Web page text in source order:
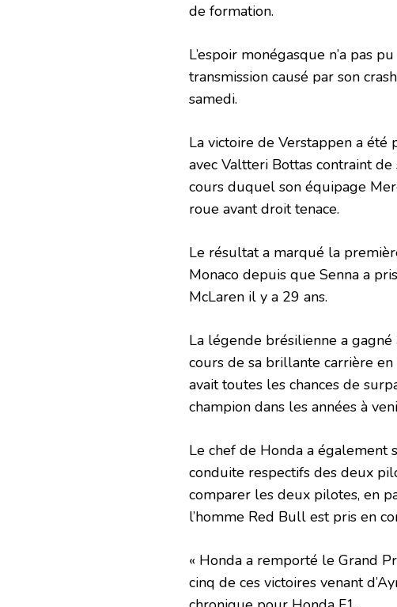
de formation.
L’espoir monégasque n’a pas
transmission causé par son
samedi.
La victoire de Verstappen a
avec Valtteri Bottas contraint
cours duquel son équipage
roue avant droit tenace.
Le résultat a marqué la
Monaco depuis que Senna a
McLaren il y a 29 ans.
La légende brésilienne a
cours de sa brillante carrière
avait toutes les chances de
champion dans les années à
Le chef de Honda a
conduite respectifs des deux
comparer les deux pilotes, en
l’homme Red Bull est pris en
« Honda a remporté le Grand
cinq de ces victoires venant